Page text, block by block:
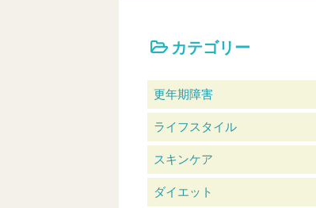
カテゴリー
更年期障害
ライフスタイル
スキンケア
ダイエット